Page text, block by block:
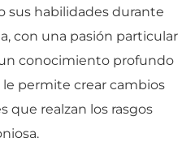
sus habilidades durante
con una pasión particular
conocimiento profundo
le permite crear cambios
que realzan los rasgos